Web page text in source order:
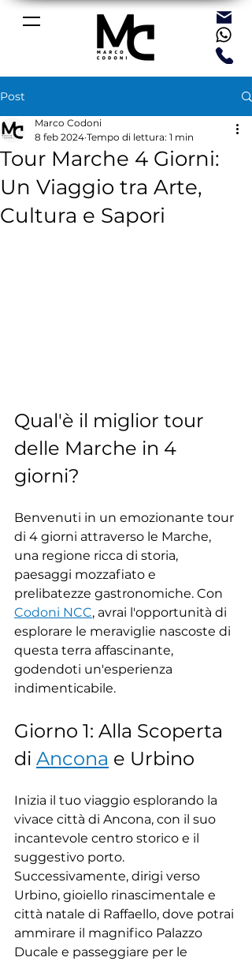
Post
Tour Marche 4 Giorni:
Un Viaggio tra Arte,
Cultura e Sapori
Marco Codoni
8 feb 2024 Tempo di lettura: 1 min
Qual'è il miglior tour
delle Marche in 4
giorni?
Benvenuti in un emozionante tour
di 4 giorni attraverso le Marche,
una regione ricca di storia,
paesaggi mozzafiato e
prelibatezze gastronomiche. Con
Codoni NCC, avrai l'opportunità di
esplorare le meraviglie nascoste di
questa terra affascinante,
godendoti un'esperienza
indimenticabile.
Giorno 1: Alla Scoperta
di Ancona e Urbino
Inizia il tuo viaggio esplorando la
vivace città di Ancona, con il suo
incantevole centro storico e il
suggestivo porto.
Successivamente, dirigi verso
Urbino, gioiello rinascimentale e
città natale di Raffaello, dove potrai
ammirare il magnifico Palazzo
Ducale e passeggiare per le